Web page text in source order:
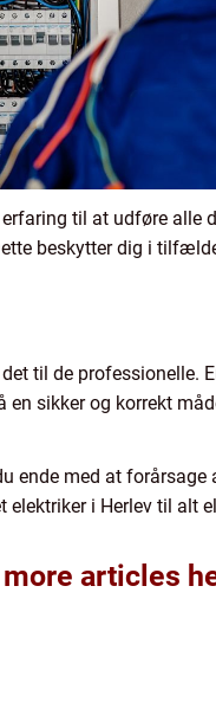
til at udføre alle
beskytter dig i
til de professionelle.
sikker og korrekt
ende med at
i Herlev til alt
more articles